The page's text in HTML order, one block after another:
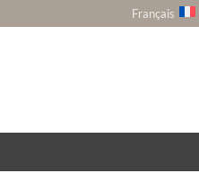
au
Français